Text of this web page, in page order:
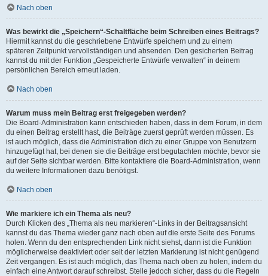
Nach oben
Was bewirkt die „Speichern“-Schaltfläche beim Schreiben eines Beitrags?
Hiermit kannst du die geschriebene Entwürfe speichern und zu einem
späteren Zeitpunkt vervollständigen und absenden. Den gesicherten Beitrag
kannst du mit der Funktion „Gespeicherte Entwürfe verwalten“ in deinem
persönlichen Bereich erneut laden.
Nach oben
Warum muss mein Beitrag erst freigegeben werden?
Die Board-Administration kann entschieden haben, dass in dem Forum, in dem
du einen Beitrag erstellt hast, die Beiträge zuerst geprüft werden müssen. Es
ist auch möglich, dass die Administration dich zu einer Gruppe von Benutzern
hinzugefügt hat, bei denen sie die Beiträge erst begutachten möchte, bevor sie
auf der Seite sichtbar werden. Bitte kontaktiere die Board-Administration, wenn
du weitere Informationen dazu benötigst.
Nach oben
Wie markiere ich ein Thema als neu?
Durch Klicken des „Thema als neu markieren“-Links in der Beitragsansicht
kannst du das Thema wieder ganz nach oben auf die erste Seite des Forums
holen. Wenn du den entsprechenden Link nicht siehst, dann ist die Funktion
möglicherweise deaktiviert oder seit der letzten Markierung ist nicht genügend
Zeit vergangen. Es ist auch möglich, das Thema nach oben zu holen, indem du
einfach eine Antwort darauf schreibst. Stelle jedoch sicher, dass du die Regeln